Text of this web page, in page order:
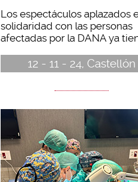
Los espectáculos aplazados
solidaridad con las personas
afectadas por la DANA ya
12 - 11 - 24, Castellón